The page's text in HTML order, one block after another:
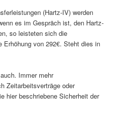
(Hartz-IV) werden
es im Gespräch ist, den Hartz-
so leisteten sich die
Erhöhung von 292€. Steht dies in
Immer mehr
Zeitarbeitsverträge oder
hier beschriebene Sicherheit der